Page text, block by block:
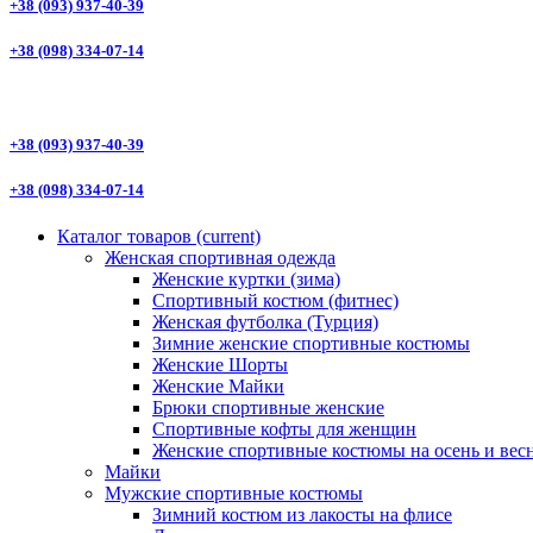
+38 (093) 937-40-39
+38 (098) 334-07-14
+38 (093) 937-40-39
+38 (098) 334-07-14
Каталог товаров (current)
Женская спортивная одежда
Женские куртки (зима)
Спортивный костюм (фитнес)
Женская футболка (Турция)
Зимние женские спортивные костюмы
Женские Шорты
Женские Майки
Брюки спортивные женские
Спортивные кофты для женщин
Женские спортивные костюмы на осень и
Майки
Мужские спортивные костюмы
Зимний костюм из лакосты на флисе